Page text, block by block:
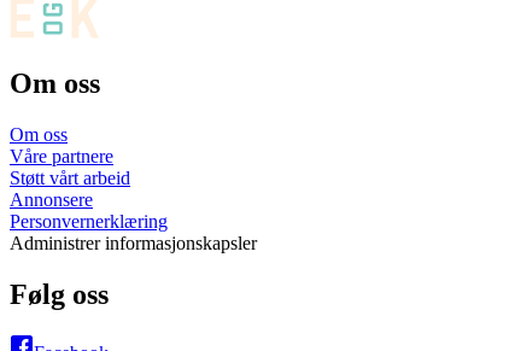
Om oss
Om oss
Våre partnere
Støtt vårt arbeid
Annonsere
Personvernerklæring
Administrer informasjonskapsler
Følg oss